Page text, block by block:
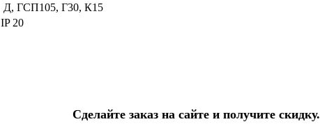
Д, ГСП105, Г30, К15
IP 20
Сделайте заказ на сайте и получите скидку.